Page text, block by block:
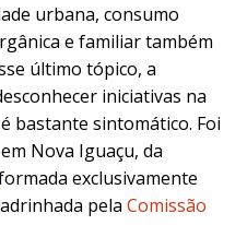
urbana, consumo
e familiar também
último tópico, a
iniciativas na
bastante sintomático. Foi
Nova Iguaçu, da
exclusivamente
pela Comissão